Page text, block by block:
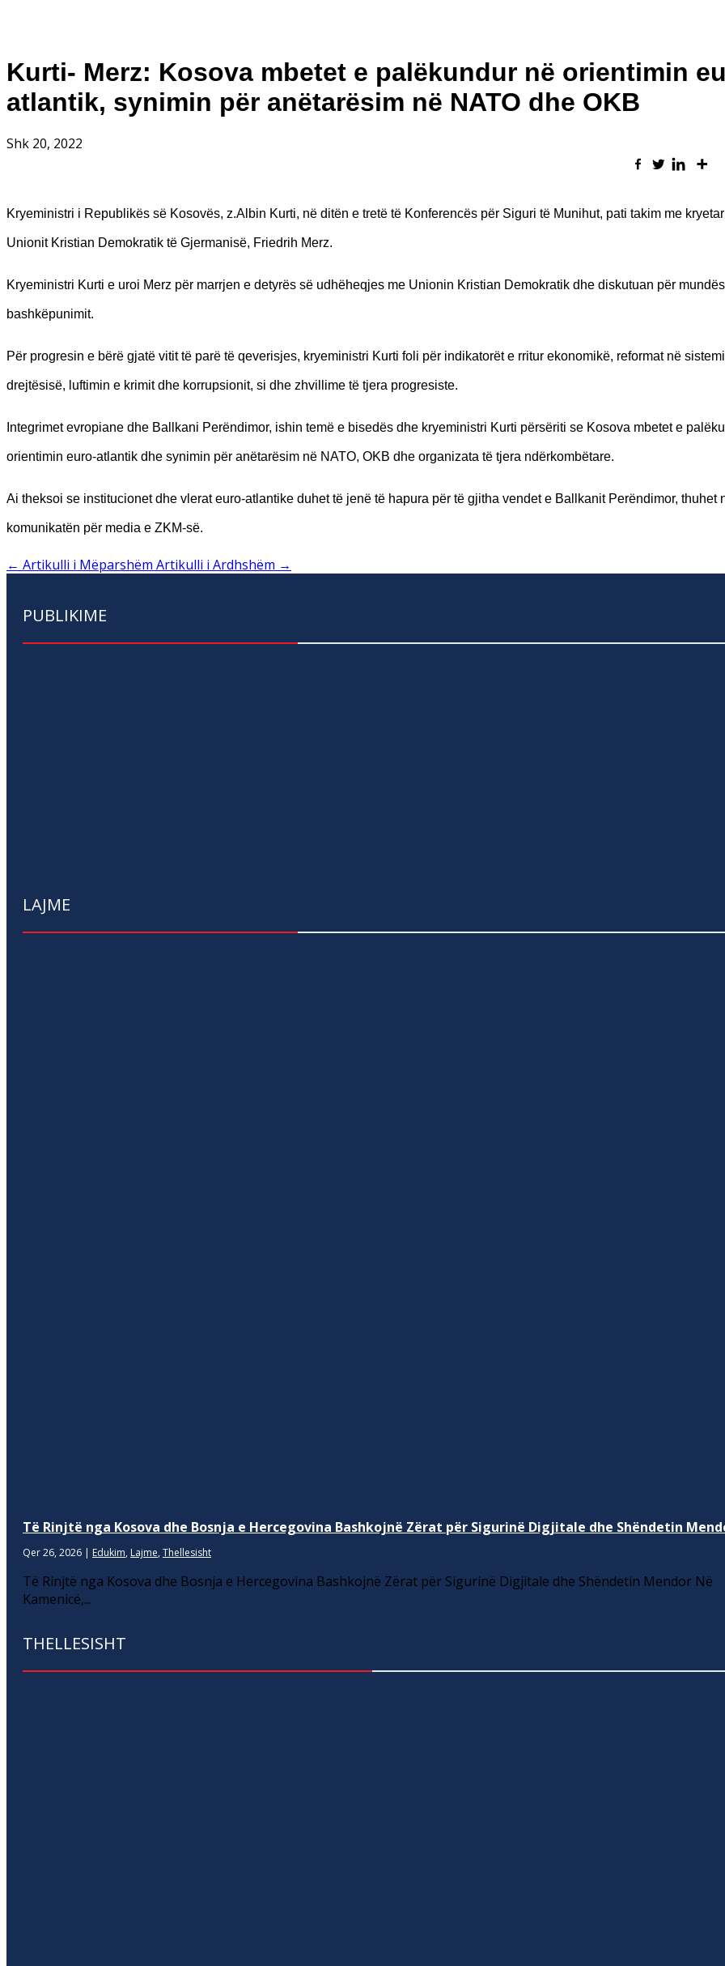
Kurti- Merz: Kosova mbetet e palëkundur në orientimin
atlantik, synimin për anëtarësim në NATO dhe OKB
Shk 20, 2022
Kryeministri i Republikës së Kosovës, z.Albin Kurti, në ditën e tretë të Konferencës për Siguri të Munihut, pati takim me
Unionit Kristian Demokratik të Gjermanisë, Friedrih Merz.
Kryeministri Kurti e uroi Merz për marrjen e detyrës së udhëheqjes me Unionin Kristian Demokratik dhe diskutuan për
bashkëpunimit.
Për progresin e bërë gjatë vitit të parë të qeverisjes, kryeministri Kurti foli për indikatorët e rritur ekonomikë, reformat në
drejtësisë, luftimin e krimit dhe korrupsionit, si dhe zhvillime të tjera progresiste.
Integrimet evropiane dhe Ballkani Perëndimor, ishin temë e bisedës dhe kryeministri Kurti përsëriti se Kosova mbetet e
orientimin euro-atlantik dhe synimin për anëtarësim në NATO, OKB dhe organizata të tjera ndërkombëtare.
Ai theksoi se institucionet dhe vlerat euro-atlantike duhet të jenë të hapura për të gjitha vendet e Ballkanit Perëndimor, thuhet
komunikatën për media e ZKM-së.
← Artikulli i Mëparshëm Artikulli i Ardhshëm →
PUBLIKIME
LAJME
Të Rinjtë nga Kosova dhe Bosnja e Hercegovina Bashkojnë Zërat për Sigurinë Digjitale dhe Shëndetin
Qer 26, 2026 | Edukim, Lajme, Thellesisht
Të Rinjtë nga Kosova dhe Bosnja e Hercegovina Bashkojnë Zërat për Sigurinë Digjitale dhe Shëndetin Mendor Në
Kamenicë,...
THELLESISHT